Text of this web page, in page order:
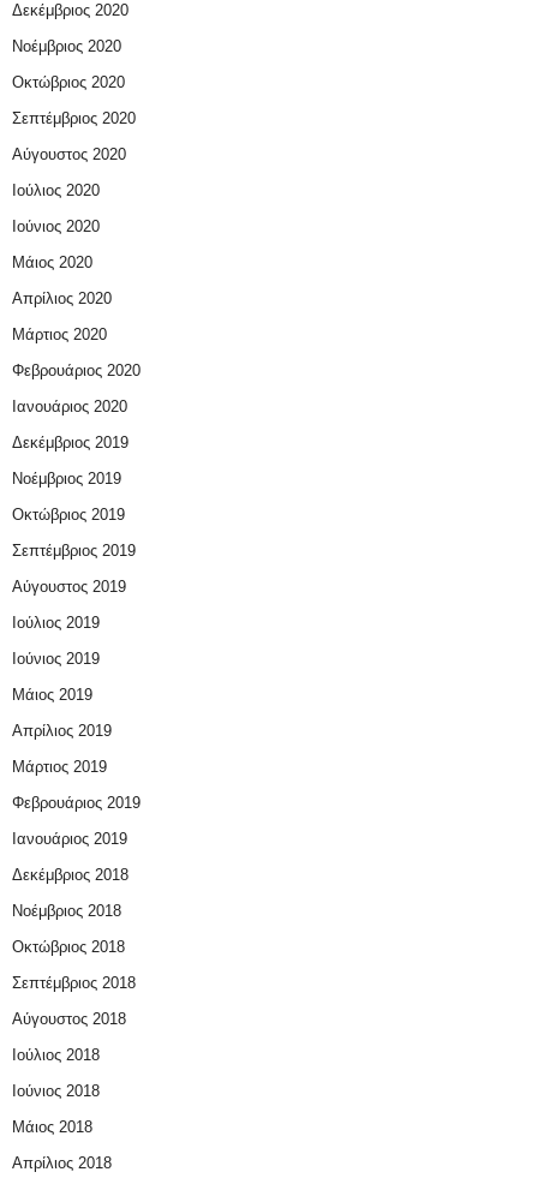
Δεκέμβριος 2020
Νοέμβριος 2020
Οκτώβριος 2020
Σεπτέμβριος 2020
Αύγουστος 2020
Ιούλιος 2020
Ιούνιος 2020
Μάιος 2020
Απρίλιος 2020
Μάρτιος 2020
Φεβρουάριος 2020
Ιανουάριος 2020
Δεκέμβριος 2019
Νοέμβριος 2019
Οκτώβριος 2019
Σεπτέμβριος 2019
Αύγουστος 2019
Ιούλιος 2019
Ιούνιος 2019
Μάιος 2019
Απρίλιος 2019
Μάρτιος 2019
Φεβρουάριος 2019
Ιανουάριος 2019
Δεκέμβριος 2018
Νοέμβριος 2018
Οκτώβριος 2018
Σεπτέμβριος 2018
Αύγουστος 2018
Ιούλιος 2018
Ιούνιος 2018
Μάιος 2018
Απρίλιος 2018